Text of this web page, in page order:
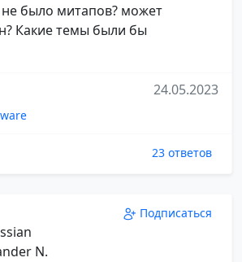
было митапов? может
Какие темы были бы
24.05.2023
23 ответов
N.
Подписаться